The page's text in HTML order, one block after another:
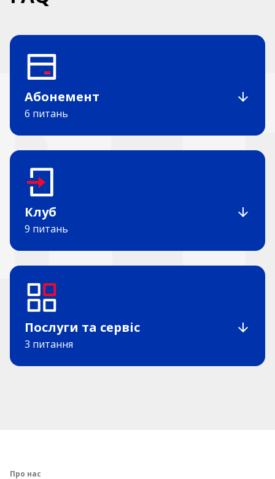
Абонемент
6 питань
Клуб
9 питань
Послуги та сервіс
3 питання
Про нас